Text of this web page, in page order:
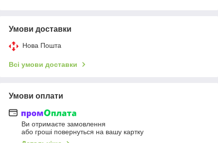
Умови доставки
Нова Пошта
Всі умови доставки
Умови оплати
Ви отримаєте замовлення
або гроші повернуться на вашу картку